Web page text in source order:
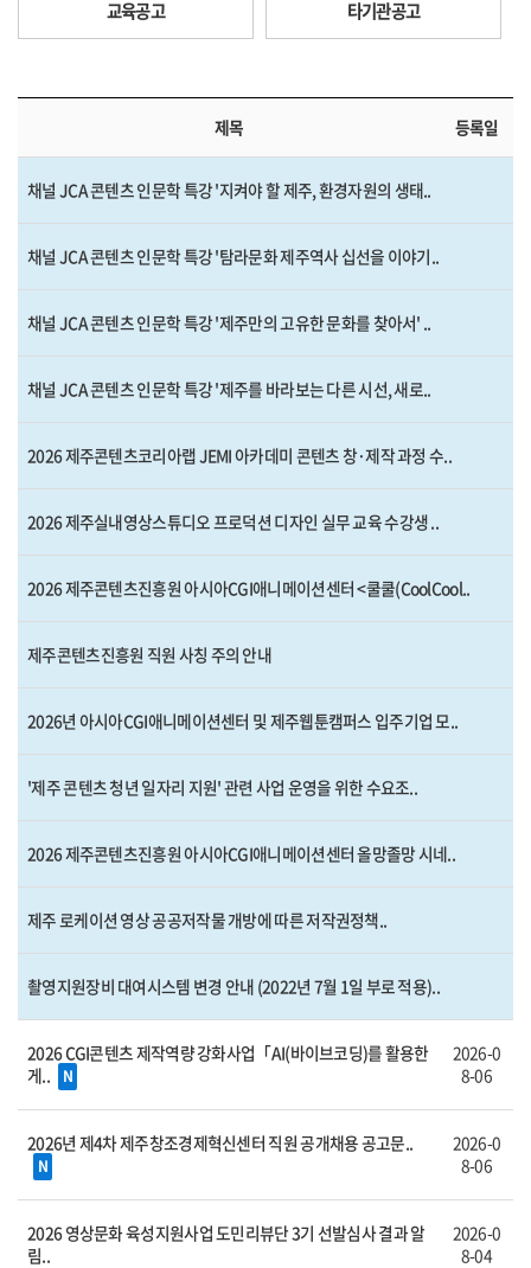
교육공고 타기관공고
제목 등록일
채널 JCA 콘텐츠 인문학 특강 '지켜야 할 제주, 환경자원의 생태..
채널 JCA 콘텐츠 인문학 특강 '탐라문화 제주역사 십선을 이야기..
채널 JCA 콘텐츠 인문학 특강 '제주만의 고유한 문화를 찾아서' ..
채널 JCA 콘텐츠 인문학 특강 '제주를 바라보는 다른 시선, 새로..
2026 제주콘텐츠코리아랩 JEMI 아카데미 콘텐츠 창·제작 과정 수..
2026 제주실내영상스튜디오 프로덕션 디자인 실무 교육 수강생 ..
2026 제주콘텐츠진흥원 아시아CGI애니메이션센터 <쿨쿨(CoolCool..
제주콘텐츠진흥원 직원 사칭 주의 안내
2026년 아시아CGI애니메이션센터 및 제주웹툰캠퍼스 입주기업 모..
'제주 콘텐츠 청년 일자리 지원' 관련 사업 운영을 위한 수요조..
2026 제주콘텐츠진흥원 아시아CGI애니메이션센터 올망졸망 시네..
제주 로케이션 영상 공공저작물 개방에 따른 저작권정책..
촬영지원장비 대여시스템 변경 안내 (2022년 7월 1일 부로 적용)..
2026 CGI콘텐츠 제작역량 강화사업「AI(바이브코딩)를 활용한
게..
N
2026-0
8-06
2026년 제4차 제주창조경제혁신센터 직원 공개채용 공고문..
N
2026-0
8-06
2026 영상문화 육성지원사업 도민리뷰단 3기 선발심사 결과 알
림..
2026-0
8-04